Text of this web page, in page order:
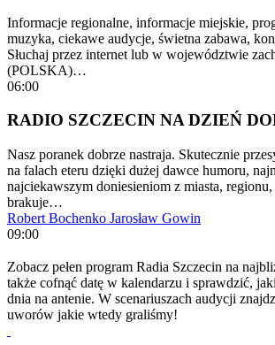
Informacje regionalne, informacje miejskie,
muzyka, ciekawe audycje, świetna zabawa,
Słuchaj przez internet lub w województwie
(POLSKA)…
06:00
RADIO SZCZECIN NA DZIEŃ
Nasz poranek dobrze nastraja. Skutecznie
na falach eteru dzięki dużej dawce humoru,
najciekawszym doniesieniom z miasta,
brakuje…
Robert Bochenko Jarosław Gowin
09:00
Zobacz pełen program Radia Szczecin na
także cofnąć datę w kalendarzu i sprawdzić,
dnia na antenie. W scenariuszach audycji
uworów jakie wtedy graliśmy!